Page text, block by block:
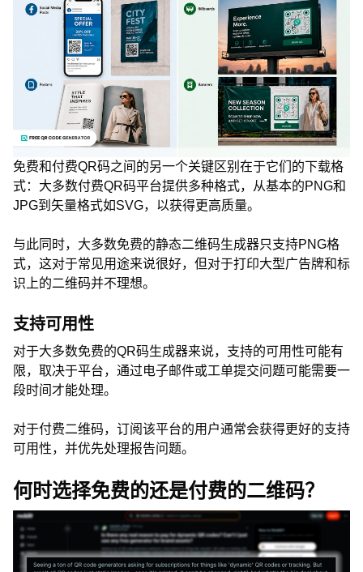
免费和付费QR码之间的另一个关键区别在于它们的下载格
式：大多数付费QR码平台提供多种格式，从基本的PNG和
JPG到矢量格式如SVG，以获得更高质量。
与此同时，大多数免费的静态二维码生成器只支持PNG格
式，这对于常见用途来说很好，但对于打印大型广告牌和标
识上的二维码并不理想。
支持可用性
对于大多数免费的QR码生成器来说，支持的可用性可能有
限，取决于平台，通过电子邮件或工单提交问题可能需要一
段时间才能处理。
对于付费二维码，订阅该平台的用户通常会获得更好的支持
可用性，并优先处理报告问题。
何时选择免费的还是付费的二维码？